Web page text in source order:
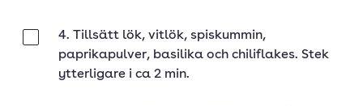
4. Tillsätt lök, vitlök, spiskummin,
paprikapulver, basilika och chiliflakes. Stek
ytterligare i ca 2 min.